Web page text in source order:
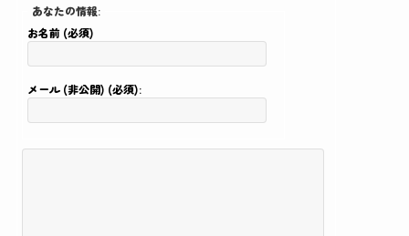
あなたの情報:
お名前 (必須)
メール (非公開) (必須):